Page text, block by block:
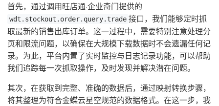
首先，通过调用旺店通·企业奇门提供的
wdt.stockout.order.query.trade 接口，我们能够定时抓
取最新的销售出库订单。这一过程中，需要特别注意处理分
页和限流问题，以确保在大规模下载数据时不会遗漏任何记
录。为此，平台内置了实时监控与日志记录功能，可以帮助
我们追踪每一次抓取操作，及时发现并解决潜在问题。
其次，在获取到完整、准确的数据后，通过映射转换步骤，
将其整理为符合金蝶云星空规范的数据格式。在这一步，我